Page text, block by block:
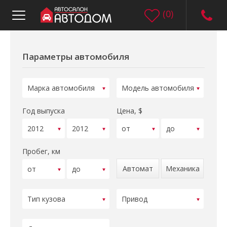
(0)
Параметры автомобиля
Год выпуска Цена, $
Пробег, км
Автомат
Механика